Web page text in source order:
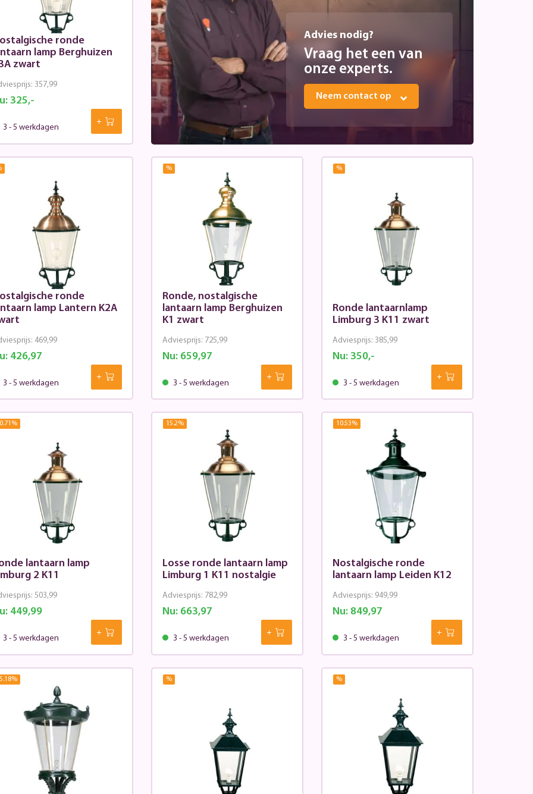
ronde
lamp Berghuizen
zwart
325,-
357,99
3 - 5 werkdagen
Advies nodig?
Vraag het een van
onze experts.
Neem contact op
ronde
lamp Lantern K2A
426,97
469,99
3 - 5 werkdagen
%
Ronde, nostalgische
lantaarn lamp Berghuizen
K1 zwart
Nu:659,97
Adviesprijs: 725,99
3 - 5 werkdagen
%
Ronde lantaarnlamp
Limburg 3 K11 zwart
Nu:350,-
Adviesprijs: 385,99
3 - 5 werkdagen
%
lantaarn lamp
2 K11
449,99
503,99
3 - 5 werkdagen
15.2%
Losse ronde lantaarn lamp
Limburg 1 K11 nostalgie
Nu:663,97
Adviesprijs: 782,99
3 - 5 werkdagen
10.53%
Nostalgische ronde
lantaarn lamp Leiden K12
Nu:849,97
Adviesprijs: 949,99
3 - 5 werkdagen
% % %